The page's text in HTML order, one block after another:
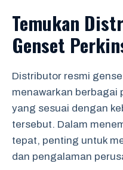
Temukan
Genset
Distributor resmi
menawarkan berbagai
yang sesuai dengan
tersebut. Dalam
tepat, penting untuk
dan pengalaman